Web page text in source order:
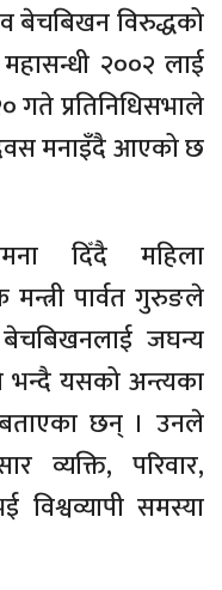
बेचबिखन विरुद्धको
महासन्धी २००२ लाई
गते प्रतिनिधिसभाले
मनाइँदै आएको छ
दिँदै महिला
पार्वत गुरुङले
जघन्य
भन्दै यसको अन्त्यका
बताएका छन् । उनले
व्यक्ति, परिवार,
विश्वव्यापी समस्या